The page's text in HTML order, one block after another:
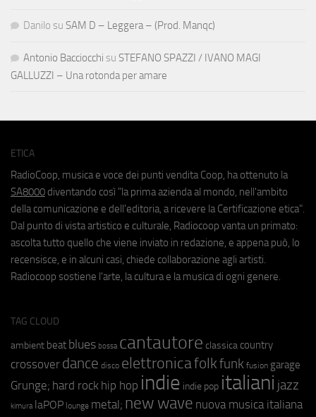
Danilo su SAM D – Leggera – (Prod. Manqc)
Antonio Bacciocchi su STEFANO SPAZZI / IVANO MAGI
GALLUZZI – Una rotonda per amare
ETICA
RadioCoop, musica e voce dei punti vendita Coop, ha ottenuto la
SA8000 diventando così "la prima azienda al mondo, nell'ambito
della comunicazione e dell'editoria, a ricevere la Certificazione etica".
Dal punto di vista artistico e culturale, Radiocoop vanta un primato:
ascolta tutto quello che viene inviato in redazione, e appena può, lo
recensisce, e in alcuni casi, chiede collaborazione agli artisti.
Radiocoop sostiene l'arte, la cultura e la musica di ogni genere.
TAG CLOUD
ambient beat blues bossa cantautore classica country
crossover dance disco elettronicafolkfunk fusion garage
Grunge; hard rock hip hop indie indie pop italiani jazz
kimura laPOP lounge metal; new wave nuova musica italiana